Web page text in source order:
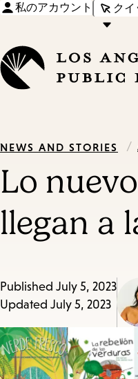
私のアカウント ク
NEWS AND STORIES /
Lo
llegan a
Published July 5, 2023
Updated July 5, 2023